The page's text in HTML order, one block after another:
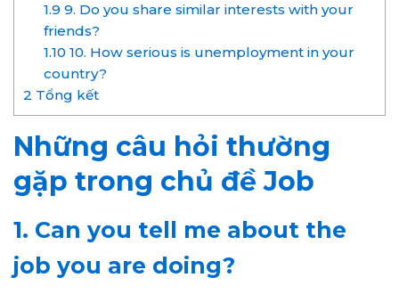
1.99. Do you share similar interests with your
friends?
1.1010. How serious is unemployment in your
country?
2 Tổng kết
Những câu hỏi thường
gặp trong chủ đề Job
1. Can you tell me about the
job you are doing?